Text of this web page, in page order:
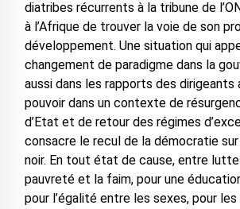
diatribes récurrents à la tribune de
à l’Afrique de trouver la voie de son
développement. Une situation qui
changement de paradigme dans la
aussi dans les rapports des dirigeants
pouvoir dans un contexte de
d’Etat et de retour des régimes
consacre le recul de la démocratie
noir. En tout état de cause, entre
pauvreté et la faim, pour une
pour l’égalité entre les sexes, pour